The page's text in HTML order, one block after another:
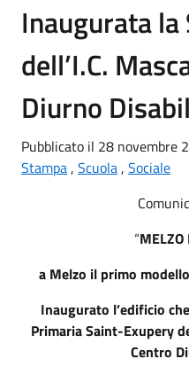
Inaugurata
dell’I.C.
Diurno
Pubblicato il 28 novembre
Stampa, Scuola, Sociale
“MELZO
a Melzo il primo
Inaugurato l’edificio
Primaria Saint-Exupery
Centro